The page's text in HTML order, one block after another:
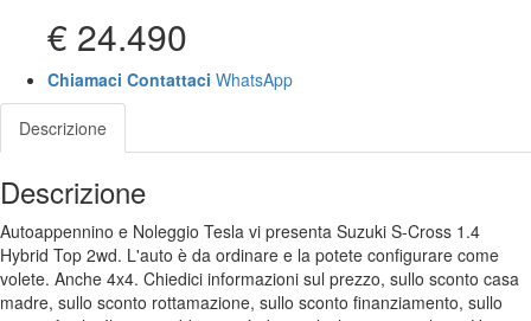
€ 24.490
Chiamaci Contattaci WhatsApp
Descrizione
Descrizione
Autoappennino e Noleggio Tesla vi presenta Suzuki S-Cross 1.4
Hybrid Top 2wd. L'auto è da ordinare e la potete configurare come
volete. Anche 4x4. Chiedici informazioni sul prezzo, sullo sconto casa
madre, sullo sconto rottamazione, sullo sconto finanziamento, sullo